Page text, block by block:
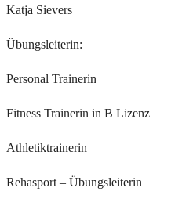
Katja Sievers
Übungsleiterin:
Personal Trainerin
Fitness Trainerin in B Lizenz
Athletiktrainerin
Rehasport – Übungsleiterin